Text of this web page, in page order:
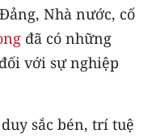
Nhà nước, cố
đã có những
với sự nghiệp
sắc bén, trí tuệ